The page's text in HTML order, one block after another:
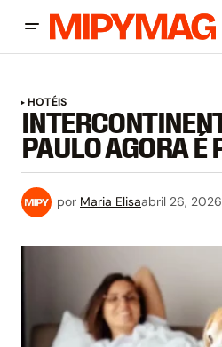
HOTÉIS
PAULO AGORA É
por Maria Elisaabril 26, 2026